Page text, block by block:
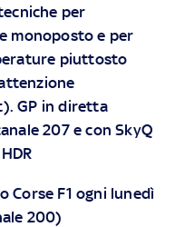
per
monoposto e per
piuttosto
GP in diretta
207 e con SkyQ
Corse F1 ogni lunedì
200)